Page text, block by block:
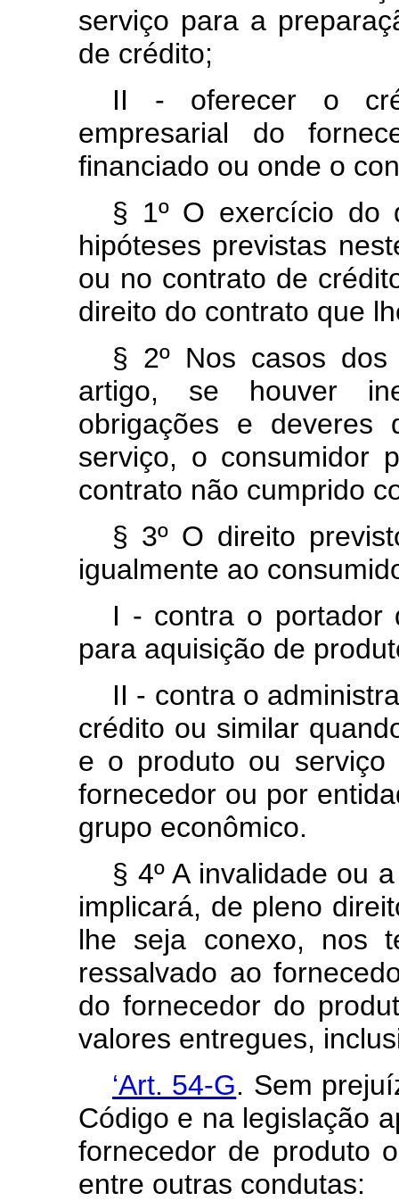
serviço para a
de crédito;
II - oferecer o
empresarial do
financiado ou onde o
§ 1º O exercício do
hipóteses previstas
ou no contrato de
direito do contrato que
§ 2º Nos casos
artigo, se houver
obrigações e deveres
serviço, o consumidor
contrato não cumprido
§ 3º O direito
igualmente ao
I - contra o portador
para aquisição de
II - contra o
crédito ou similar
e o produto ou serviço
fornecedor ou por
grupo econômico.
§ 4º A invalidade ou
implicará, de pleno
lhe seja conexo, nos
ressalvado ao
do fornecedor do
valores entregues,
‘Art. 54-G. Sem
Código e na legislação
fornecedor de produto
entre outras condutas: